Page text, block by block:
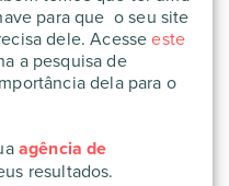
para que o seu site
dele. Acesseeste
a pesquisa de
dela para o
agência de
resultados.